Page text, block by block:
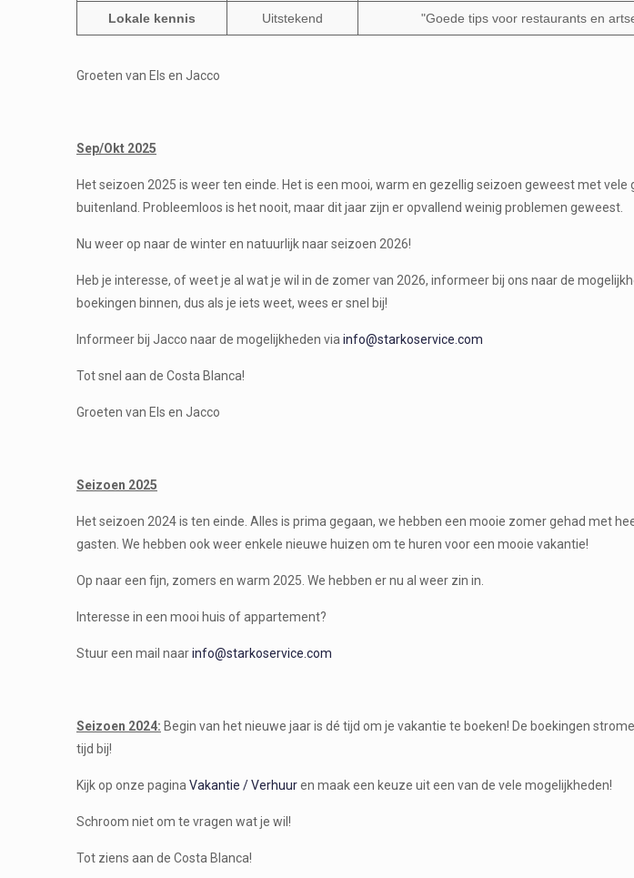
Lokale kennis Uitstekend "Goede tips voor restaurants en
Groeten van Els en Jacco
Sep/Okt 2025
Het seizoen 2025 is weer ten einde. Het is een mooi, warm en gezellig seizoen geweest met vele
buitenland.
Probleemloos is het nooit, maar dit jaar zijn er opvallend weinig problemen geweest.
Nu weer op naar de winter en natuurlijk naar seizoen 2026!
Heb je interesse, of weet je al wat je wil in de zomer van 2026, informeer bij ons naar de
boekingen binnen, dus als je iets weet, wees er snel bij!
Informeer bij Jacco naar de mogelijkheden via info@starkoservice.com
Tot snel aan de Costa Blanca!
Groeten van Els en Jacco
Seizoen 2025
Het seizoen 2024 is ten einde. Alles is prima gegaan, we hebben een mooie zomer gehad met
gasten. We hebben ook weer enkele nieuwe huizen om te huren voor een mooie vakantie!
Op naar een fijn, zomers en warm 2025. We hebben er nu al weer zin in.
Interesse in een mooi huis of appartement?
Stuur een mail naarinfo@starkoservice.com
Seizoen 2024: Begin van het nieuwe jaar is dé tijd om je vakantie te boeken! De boekingen
tijd bij!
Kijk op onze pagina Vakantie / Verhuuren maak een keuze uit een van de vele mogelijkheden!
Schroom niet om te vragen wat je wil!
Tot ziens aan de Costa Blanca!